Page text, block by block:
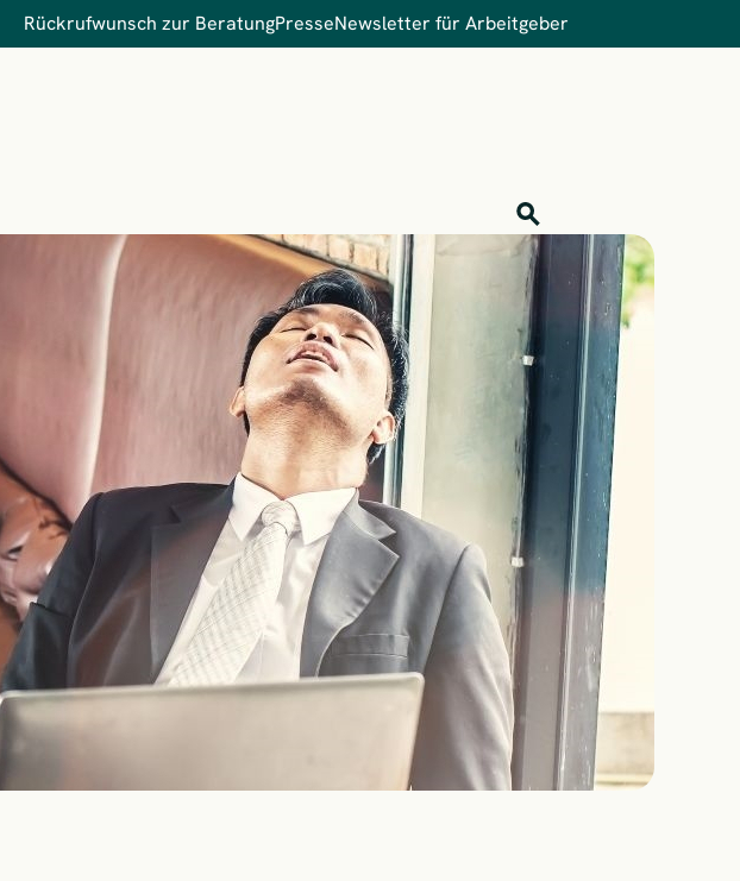
Rückrufwunsch zur BeratungPresseNewsletter für Arbeitgeber
Finden